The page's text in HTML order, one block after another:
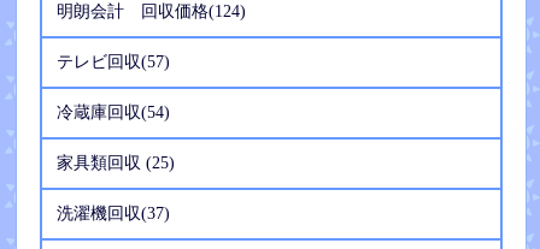
明朗会計 回収価格(124)
テレビ回収(57)
冷蔵庫回収(54)
家具類回収 (25)
洗濯機回収(37)